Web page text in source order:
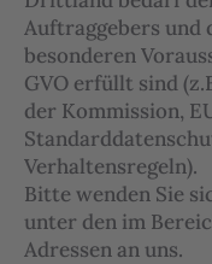
Auftraggebers und
besonderen
GVO erfüllt sind
der Kommission,
Verhaltensregeln).
Bitte wenden Sie
unter den im
Adressen an uns.